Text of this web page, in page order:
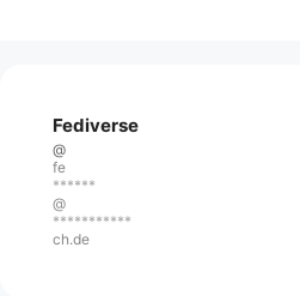
Fediverse
@
fe
******
@
***********
ch.de